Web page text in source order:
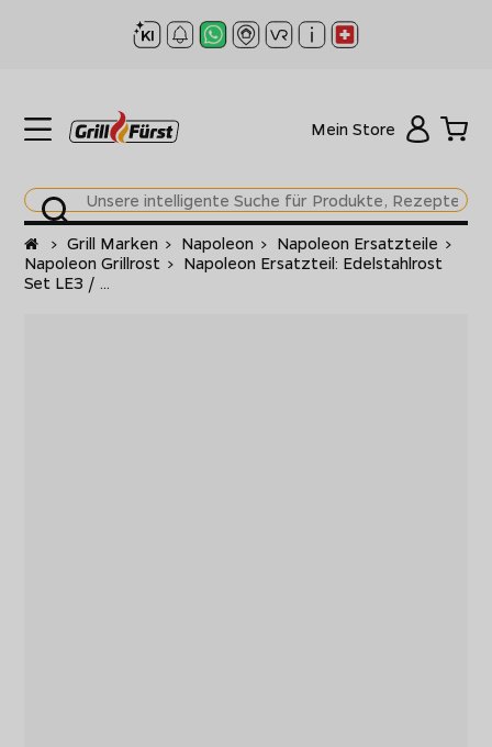
Mein Store
Startseite
> Grill Marken > Napoleon > Napoleon Ersatzteile >
Napoleon Grillrost > Napoleon Ersatzteil: Edelstahlrost
Set LE3 / ...